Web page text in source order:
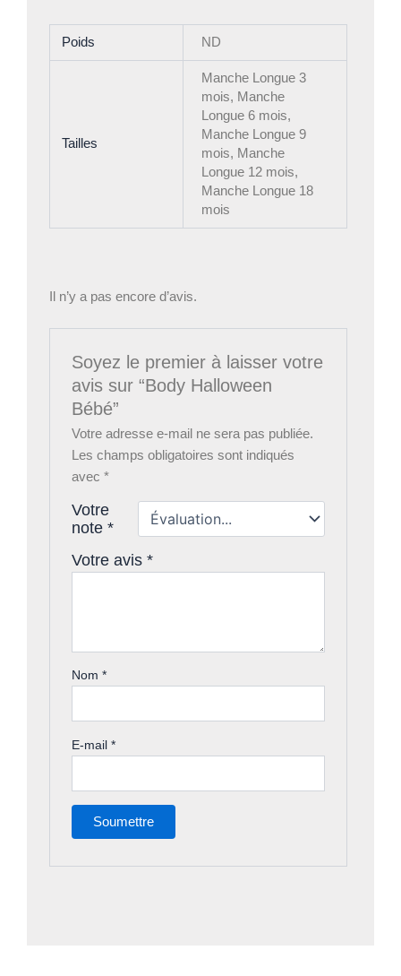
Poids ND
Tailles
Manche Longue 3
mois, Manche
Longue 6 mois,
Manche Longue 9
mois, Manche
Longue 12 mois,
Manche Longue 18
mois
Il n’y a pas encore d’avis.
Soyez le premier à laisser votre
avis sur “Body Halloween
Bébé”
Votre adresse e-mail ne sera pas publiée.
Les champs obligatoires sont indiqués
avec*
Votre
note*
Votre avis*
Nom*
E-mail*